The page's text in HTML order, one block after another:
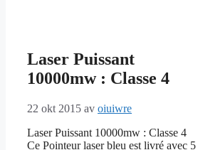
Laser Puissant
10000mw : Classe 4
22 okt 2015 av oiuiwre
Laser Puissant 10000mw : Classe 4
Ce Pointeur laser bleu est livré avec 5